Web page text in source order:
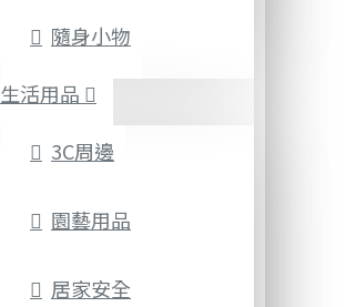
隨身小物
生活用品
3C周邊
園藝用品
居家安全